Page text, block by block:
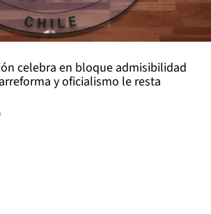
celebra en bloque admisibilidad
y oficialismo le resta